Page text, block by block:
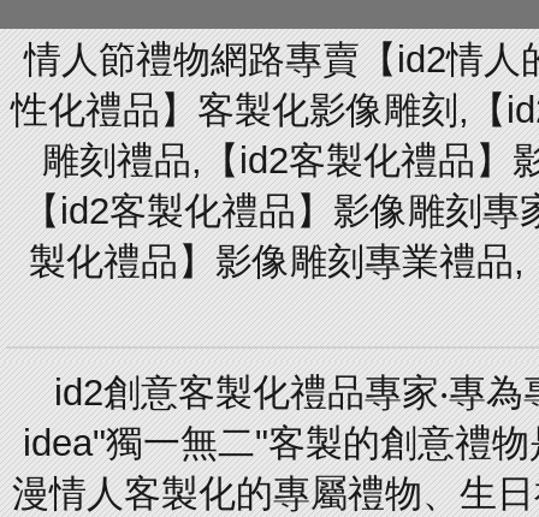
情人節禮物網路專賣【id2情
性化禮品】客製化影像雕刻,【
雕刻禮品,【id2客製化禮品】
【id2客製化禮品】影像雕刻
製化禮品】影像雕刻專業禮品
id2創意客製化禮品專家‧專
idea"獨一無二"客製的創意禮
漫情人客製化的專屬禮物、生